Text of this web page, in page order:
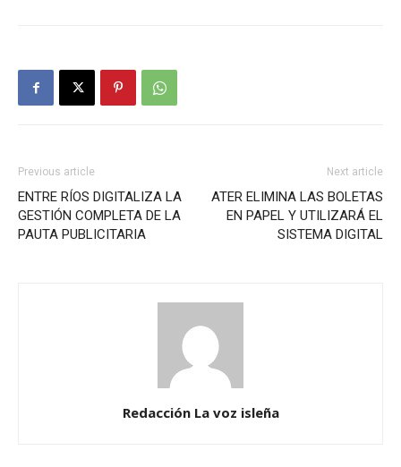
Previous article
ENTRE RÍOS DIGITALIZA LA
GESTIÓN COMPLETA DE LA
PAUTA PUBLICITARIA
Next article
ATER ELIMINA LAS BOLETAS
EN PAPEL Y UTILIZARÁ EL
SISTEMA DIGITAL
Redacción La voz isleña